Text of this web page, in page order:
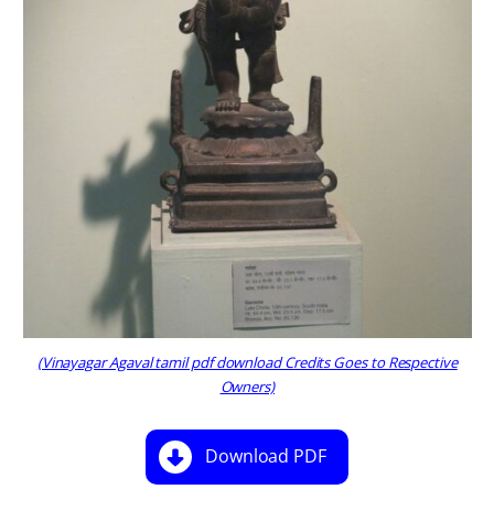
(Vinayagar Agaval tamil pdf download Credits Goes to Respective
Owners)
Download PDF